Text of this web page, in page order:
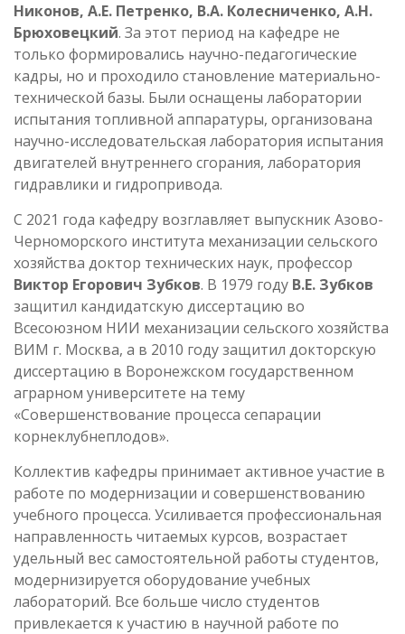
Никонов, А.Е. Петренко, В.А. Колесниченко, А.Н.
Брюховецкий. За этот период на кафедре не
только формировались научно-педагогические
кадры, но и проходило становление материально-
технической базы. Были оснащены лаборатории
испытания топливной аппаратуры, организована
научно-исследовательская лаборатория испытания
двигателей внутреннего сгорания, лаборатория
гидравлики и гидропривода.
С 2021 года кафедру возглавляет выпускник Азово-
Черноморского института механизации сельского
хозяйства доктор технических наук, профессор
Виктор Егорович Зубков. В 1979 году В.Е. Зубков
защитил кандидатскую диссертацию во
Всесоюзном НИИ механизации сельского хозяйства
ВИМ г. Москва, а в 2010 году защитил докторскую
диссертацию в Воронежском государственном
аграрном университете на тему
«Совершенствование процесса сепарации
корнеклубнеплодов».
Коллектив кафедры принимает активное участие в
работе по модернизации и совершенствованию
учебного процесса. Усиливается профессиональная
направленность читаемых курсов, возрастает
удельный вес самостоятельной работы студентов,
модернизируется оборудование учебных
лабораторий. Все больше число студентов
привлекается к участию в научной работе по